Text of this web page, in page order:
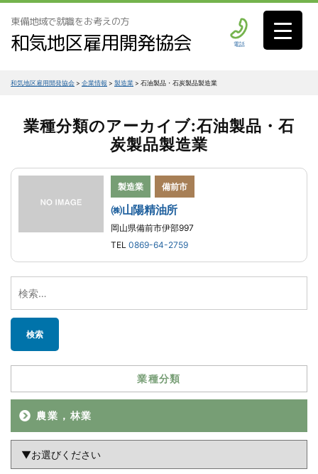
東備地域で就職をお考えの方
和気地区雇用開発協会 電話
和気地区雇用開発協会 > 企業情報 > 製造業 > 石油製品・石炭製品製造業
業種分類のアーカイブ:石油製品・石
炭製品製造業
製造業 備前市
㈱山陽精油所
岡山県備前市伊部997
TEL 0869-64-2759
索:
業種分類
農業，林業